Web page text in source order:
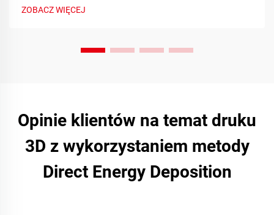
Dowiedz się więcej już dziś.
ZOBACZ WIĘCEJ
Opinie klientów na temat druku
3D z wykorzystaniem metody
Direct Energy Deposition